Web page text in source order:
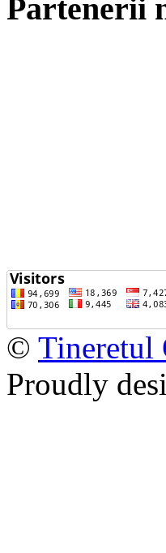
Partenerii
© Tineretul
Proudly